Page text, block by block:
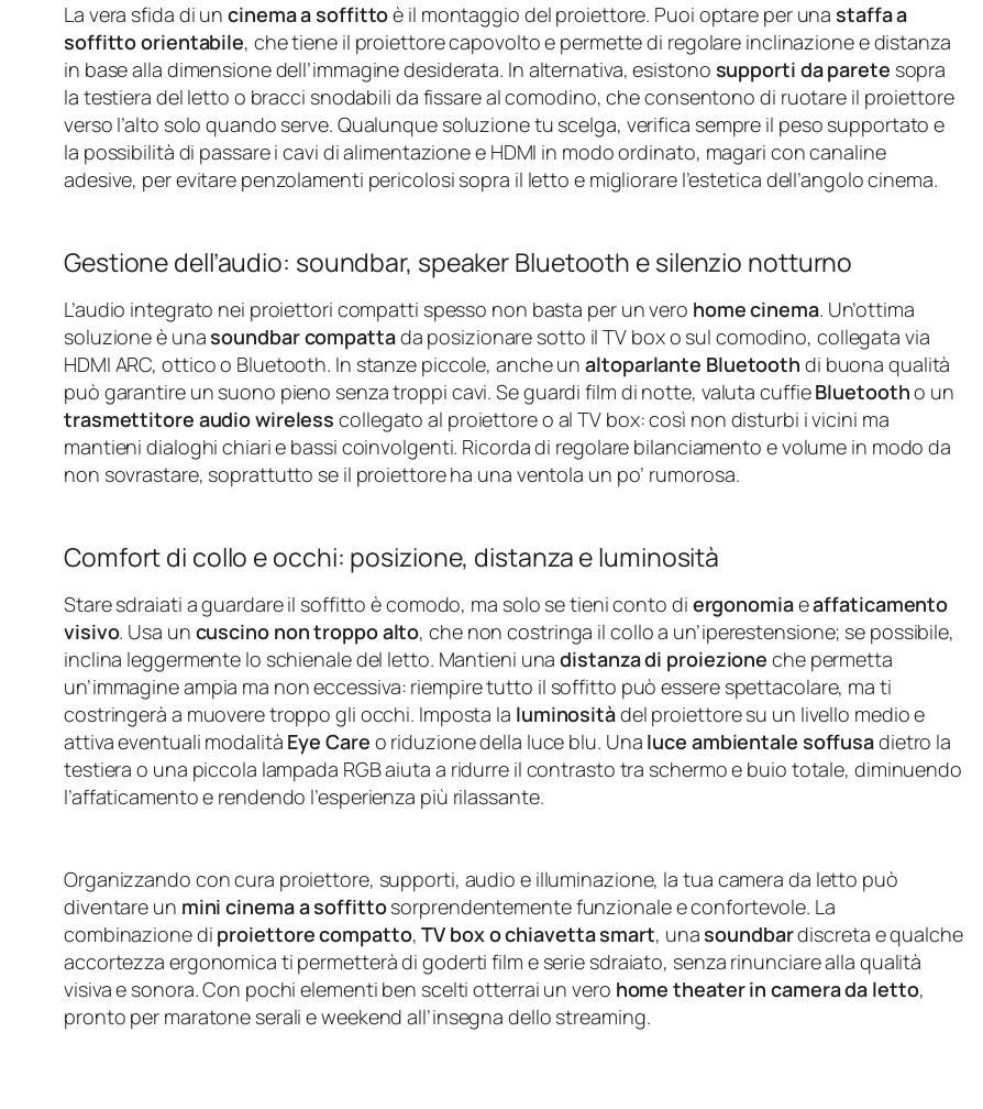
La vera sfida di un cinema a soffittoè il montaggio del proiettore. Puoi optare per unastaffa a
soffitto orientabile, che tiene il proiettore capovolto e permette di regolare inclinazione e distanza
in base alla dimensione dell’immagine desiderata. In alternativa, esistono supporti da parete sopra
la testiera del letto o bracci snodabili da fissare al comodino, che consentono di ruotare il proiettore
verso l’alto solo quando serve. Qualunque soluzione tu scelga, verifica sempre il peso supportato e
la possibilità di passare i cavi di alimentazione e HDMI in modo ordinato, magari con canaline
adesive, per evitare penzolamenti pericolosi sopra il letto e migliorare l’estetica dell’angolo cinema.
Gestione dell’audio: soundbar, speaker Bluetooth e silenzio notturno
L’audio integrato nei proiettori compatti spesso non basta per un vero home cinema. Un’ottima
soluzione è unasoundbar compattada posizionare sotto il TV box o sul comodino, collegata via
HDMI ARC, ottico o Bluetooth. In stanze piccole, anche unaltoparlante Bluetooth di buona qualità
può garantire un suono pieno senza troppi cavi. Se guardi film di notte, valuta cuffieBluetootho un
trasmettitore audio wireless collegato al proiettore o al TV box: così non disturbi i vicini ma
mantieni dialoghi chiari e bassi coinvolgenti. Ricorda di regolare bilanciamento e volume in modo da
non sovrastare, soprattutto se il proiettore ha una ventola un po’ rumorosa.
Comfort di collo e occhi: posizione, distanza e luminosità
Stare sdraiati a guardare il soffitto è comodo, ma solo se tieni conto di ergonomiaeaffaticamento
visivo. Usa un cuscino non troppo alto, che non costringa il collo a un’iperestensione; se possibile,
inclina leggermente lo schienale del letto. Mantieni unadistanza di proiezione che permetta
un’immagine ampia ma non eccessiva: riempire tutto il soffitto può essere spettacolare, ma ti
costringerà a muovere troppo gli occhi. Imposta la luminositàdel proiettore su un livello medio e
attiva eventuali modalità Eye Care o riduzione della luce blu. Una luce ambientale soffusadietro la
testiera o una piccola lampada RGB aiuta a ridurre il contrasto tra schermo e buio totale, diminuendo
l’affaticamento e rendendo l’esperienza più rilassante.
Organizzando con cura proiettore, supporti, audio e illuminazione, la tua camera da letto può
diventare un mini cinema a soffittosorprendentemente funzionale e confortevole. La
combinazione di proiettore compatto,TV box o chiavetta smart, unasoundbardiscreta e qualche
accortezza ergonomica ti permetterà di goderti film e serie sdraiato, senza rinunciare alla qualità
visiva e sonora. Con pochi elementi ben scelti otterrai un vero home theater in camera da letto,
pronto per maratone serali e weekend all’insegna dello streaming.